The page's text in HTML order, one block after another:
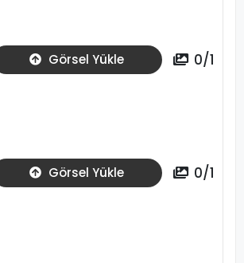
Görsel Yükle 0/1
Görsel Yükle 0/1